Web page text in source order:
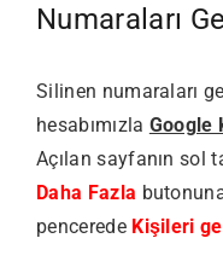
Numaraları
Silinen numaraları
hesabımızla Google
Açılan sayfanın sol
Daha Fazla
pencerede Kişileri